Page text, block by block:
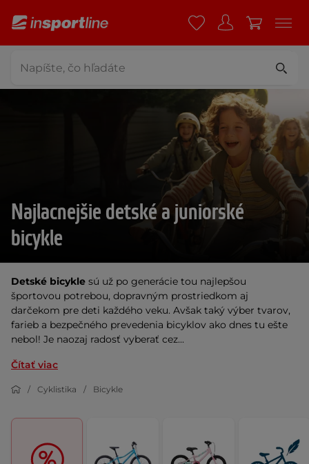
Najlacnejšie detské a juniorské
bicykle
Detské bicykle sú už po generácie tou najlepšou
športovou potrebou, dopravným prostriedkom aj
darčekom pre deti každého veku. Avšak taký výber tvarov,
farieb a bezpečného prevedenia bicyklov ako dnes tu ešte
nebol! Je naozaj radosť vyberať cez...
Čítať viac
Cyklistika Bicykle